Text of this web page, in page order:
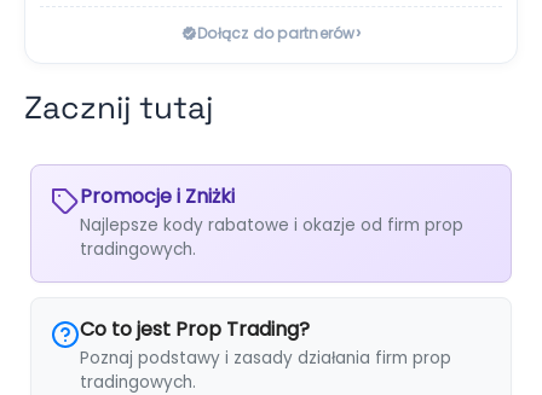
Dołącz do partnerów›
Zacznij tutaj
Promocje i Zniżki
Najlepsze kody rabatowe i okazje od firm prop
tradingowych.
Co to jest Prop Trading?
Poznaj podstawy i zasady działania firm prop
tradingowych.